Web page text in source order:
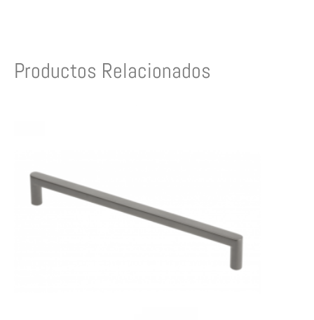
Productos Relacionados